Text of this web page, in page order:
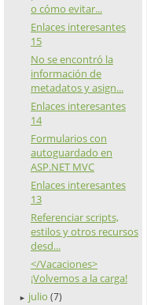
o cómo evitar...
Enlaces interesantes
15
No se encontró la
información de
metadatos y asign...
Enlaces interesantes
14
Formularios con
autoguardado en
ASP.NET MVC
Enlaces interesantes
13
Referenciar scripts,
estilos y otros recursos
desd...
</Vacaciones>
¡Volvemos a la carga!
► julio (7)